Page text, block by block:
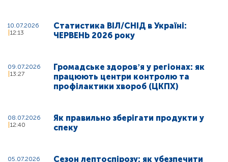
10.07.2026
12:13
Статистика ВІЛ/СНІД в Україні:
ЧЕРВЕНЬ 2026 року
09.07.2026
13:27
Громадське здоровʼя у регіонах: як
працюють центри контролю та
профілактики хвороб (ЦКПХ)
08.07.2026
12:40
Як правильно зберігати продукти у
спеку
05.07.2026
Сезон лептоспірозу: як убезпечити